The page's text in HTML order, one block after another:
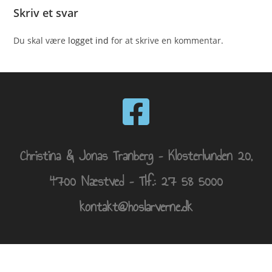
Skriv et svar
Du skal være logget ind for at skrive en kommentar.
Christina & Jonas Tranberg – Klosterlunden 20,
4700 Næstved – Tlf.: 27 58 5000
kontakt@hoslarverne.dk